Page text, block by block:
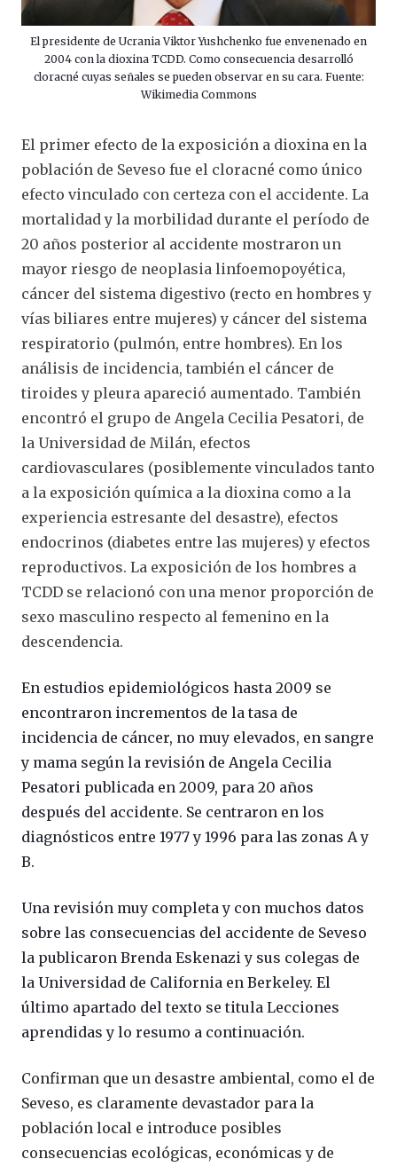
El presidente de Ucrania Viktor Yushchenko fue envenenado en
2004 con la dioxina TCDD. Como consecuencia desarrolló
cloracné cuyas señales se pueden observar en su cara. Fuente:
Wikimedia Commons
El primer efecto de la exposición a dioxina en la
población de Seveso fue el cloracné como único
efecto vinculado con certeza con el accidente. La
mortalidad y la morbilidad durante el período de
20 años posterior al accidente mostraron un
mayor riesgo de neoplasia linfoemopoyética,
cáncer del sistema digestivo (recto en hombres y
vías biliares entre mujeres) y cáncer del sistema
respiratorio (pulmón, entre hombres). En los
análisis de incidencia, también el cáncer de
tiroides y pleura apareció aumentado. También
encontró el grupo de Angela Cecilia Pesatori, de
la Universidad de Milán, efectos
cardiovasculares (posiblemente vinculados tanto
a la exposición química a la dioxina como a la
experiencia estresante del desastre), efectos
endocrinos (diabetes entre las mujeres) y efectos
reproductivos. La exposición de los hombres a
TCDD se relacionó con una menor proporción de
sexo masculino respecto al femenino en la
descendencia.
En estudios epidemiológicos hasta 2009 se
encontraron incrementos de la tasa de
incidencia de cáncer, no muy elevados, en sangre
y mama según la revisión de Angela Cecilia
Pesatori publicada en 2009, para 20 años
después del accidente. Se centraron en los
diagnósticos entre 1977 y 1996 para las zonas A y
B.
Una revisión muy completa y con muchos datos
sobre las consecuencias del accidente de Seveso
la publicaron Brenda Eskenazi y sus colegas de
la Universidad de California en Berkeley. El
último apartado del texto se titula Lecciones
aprendidas y lo resumo a continuación.
Confirman que un desastre ambiental, como el de
Seveso, es claramente devastador para la
población local e introduce posibles
consecuencias ecológicas, económicas y de